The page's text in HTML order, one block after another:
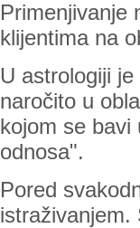
Primenjivanje
klijentima na
U astrologiji
naročito u
kojom se bavi
odnosa".
Pored
istraživanjem.